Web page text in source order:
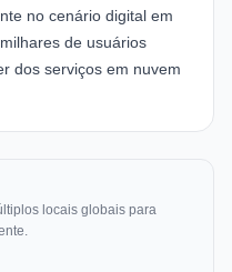
no cenário digital em
de usuários
dos serviços em nuvem
locais globais para